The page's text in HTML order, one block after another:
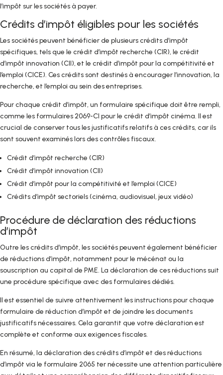
l’impôt sur les sociétés à payer.
Crédits d’impôt éligibles pour les sociétés
Les sociétés peuvent bénéficier de plusieurs crédits d’impôt
spécifiques, tels que le crédit d’impôt recherche (CIR), le crédit
d’impôt innovation (CII), et le crédit d’impôt pour la compétitivité et
l’emploi (CICE). Ces crédits sont destinés à encourager l’innovation, la
recherche, et l’emploi au sein des entreprises.
Pour chaque crédit d’impôt, un formulaire spécifique doit être rempli,
comme les formulaires 2069-CI pour le crédit d’impôt cinéma. Il est
crucial de conserver tous les justificatifs relatifs à ces crédits, car ils
sont souvent examinés lors des contrôles fiscaux.
Crédit d’impôt recherche (CIR)
Crédit d’impôt innovation (CII)
Crédit d’impôt pour la compétitivité et l’emploi (CICE)
Crédits d’impôt sectoriels (cinéma, audiovisuel, jeux vidéo)
Procédure de déclaration des réductions
d’impôt
Outre les crédits d’impôt, les sociétés peuvent également bénéficier
de réductions d’impôt, notamment pour le mécénat ou la
souscription au capital de PME. La déclaration de ces réductions suit
une procédure spécifique avec des formulaires dédiés.
Il est essentiel de suivre attentivement les instructions pour chaque
formulaire de réduction d’impôt et de joindre les documents
justificatifs nécessaires. Cela garantit que votre déclaration est
complète et conforme aux exigences fiscales.
En résumé, la déclaration des crédits d’impôt et des réductions
d’impôt via le formulaire 2065 ter nécessite une attention particulière